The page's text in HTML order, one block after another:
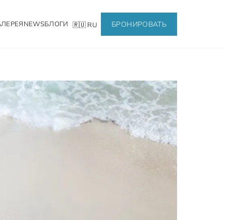
NEWSБЛОГИ 🇷🇺 RU БРОНИРОВАТЬ